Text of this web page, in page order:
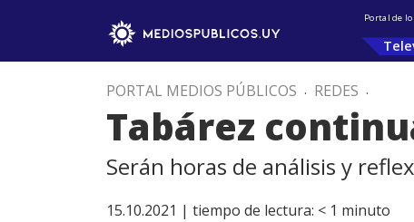
Portal de
PORTAL MEDIOS PÚBLICOS . REDES .
Tabárez
Serán horas de análisis y
15.10.2021 | tiempo de lectura: < 1 minuto